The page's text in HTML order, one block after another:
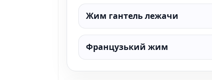
Жим гантель лежачи
Французький жим